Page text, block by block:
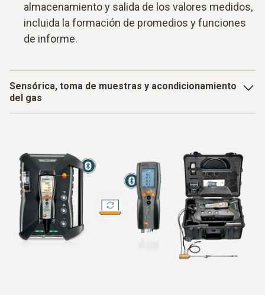
almacenamiento y salida de los valores medidos,
incluida la formación de promedios y funciones
de informe.
Sensórica, toma de muestras y acondicionamiento
del gas
través de una línea calefactada hasta una unidad de
acondicionamiento de gas. Allí se separan el condensado y
el polvo antes de que el gas acondicionado llegue a las
cámaras de medición. Sensores como canales de medición
NDIR para CO y CO
o celdas electroquímicas para O2, NO,
NO2 y SO2convierten la composición química del gas en
señales eléctricas a partir de las cuales se calculan las